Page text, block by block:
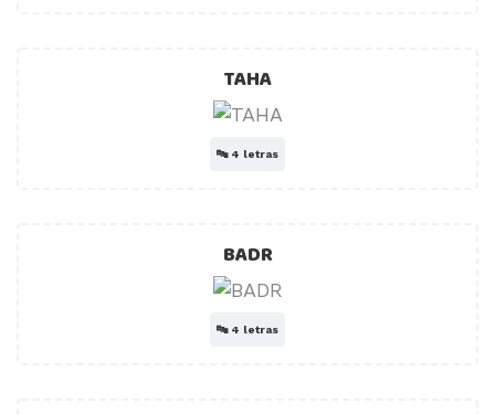
TAHA
🔤 4 letras
BADR
🔤 4 letras